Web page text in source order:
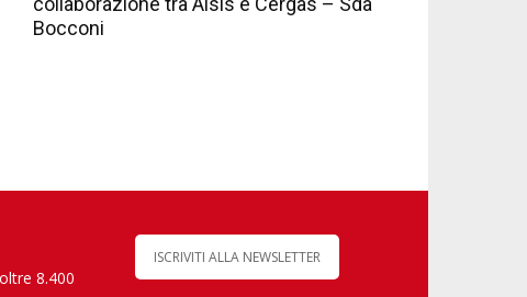
Bocconi
8.400
ISCRIVITI ALLA NEWSLETTER